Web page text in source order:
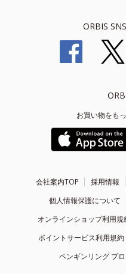
ORBIS
お買い物をも
会社案内TOP 採用情報
個人情報保護について
オンラインショップ利用規
ポイントサービス利用規約
ペンギンリング プ